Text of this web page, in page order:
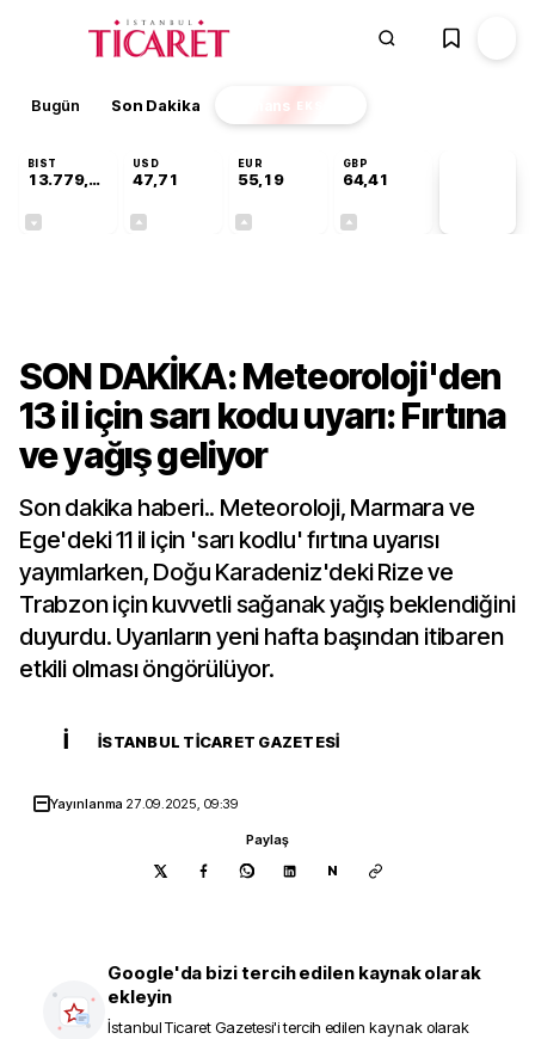
Bugün Son Dakika Finans EKSTRA
BIST
13.779,39
USD
47,71
EUR
55,19
GBP
64,41
SON DAKİKA: Meteoroloji'den
13 il için sarı kodu uyarı: Fırtına
ve yağış geliyor
Son dakika haberi.. Meteoroloji, Marmara ve
Ege'deki 11 il için 'sarı kodlu' fırtına uyarısı
yayımlarken, Doğu Karadeniz'deki Rize ve
Trabzon için kuvvetli sağanak yağış beklendiğini
duyurdu. Uyarıların yeni hafta başından itibaren
etkili olması öngörülüyor.
İ İSTANBUL TICARET GAZETESI
Yayınlanma 27.09.2025, 09:39
Paylaş
N
Google'da bizi tercih edilen kaynak olarak
ekleyin
İstanbul Ticaret Gazetesi'i tercih edilen kaynak olarak